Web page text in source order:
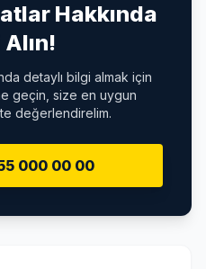
Hakkında
detaylı bilgi almak için
geçin, size en uygun
değerlendirelim.
000 00 00